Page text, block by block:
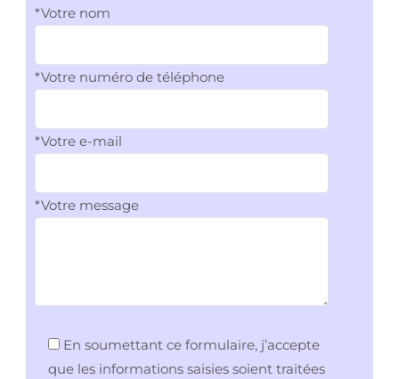
*Votre nom
*Votre numéro de téléphone
*Votre e-mail
*Votre message
En soumettant ce formulaire, j’accepte
que les informations saisies soient traitées